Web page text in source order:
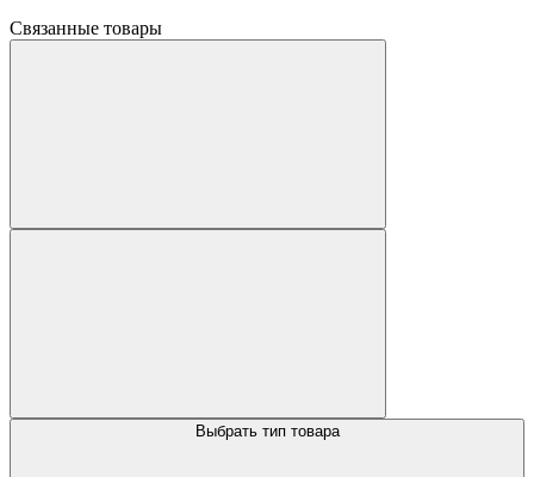
Связанные товары
Выбрать тип товара